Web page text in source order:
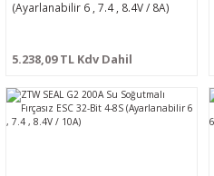
(Ayarlanabilir 6 , 7.4 , 8.4V / 8A)
5.238,09 TL Kdv Dahil